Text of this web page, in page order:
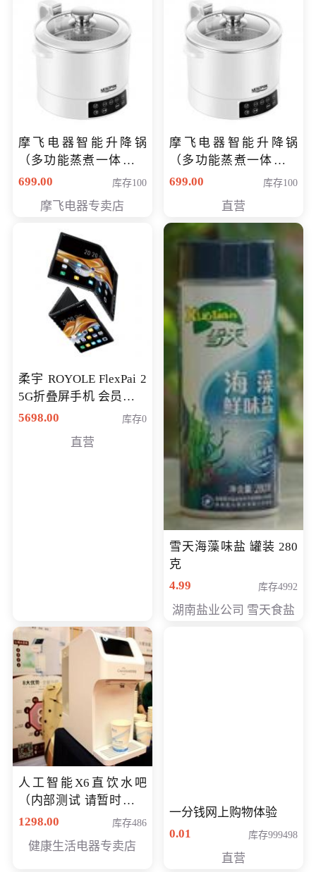
摩飞电器智能升降锅
（多功能蒸煮一体锅）
（智能升降养生锅） 会
699.00 库存100
摩飞电器专卖店
摩飞电器智能升降锅
（多功能蒸煮一体锅）
（智能升降养生锅） 会
699.00 库存100
直营
柔宇 ROYOLE FlexPai 2
5G折叠屏手机 会员专享
购买价格 4998元
5698.00 库存0
直营
雪天海藻味盐 罐装 280
克
4.99
库存4992
湖南盐业公司 雪天食盐
人工智能X6直饮水吧
（内部测试 请暂时不要
购买）
1298.00 库存486
健康生活电器专卖店
一分钱网上购物体验
0.01
库存999498
直营